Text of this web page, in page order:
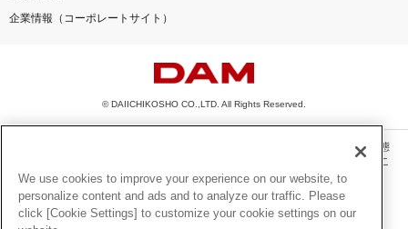
企業情報（コーポレートサイト）
© DAIICHIKOSHO CO.,LTD. All Rights Reserved.
このサイトに掲載されている一切の文章・画像・写真・動画・音声等を、手段や形態
を問わず、著作権法の定める範囲を超えて無断で複製、転載、ファイル化などするこ
とを禁じます。
楽曲及びコンテンツは、機種によりご利用いただけない場合があります。
楽曲及びコンテンツの配信日、配信内容が変更になる場合があります。
We use cookies to improve your experience on our website, to
personalize content and ads and to analyze our traffic. Please
click [Cookie Settings] to customize your cookie settings on our